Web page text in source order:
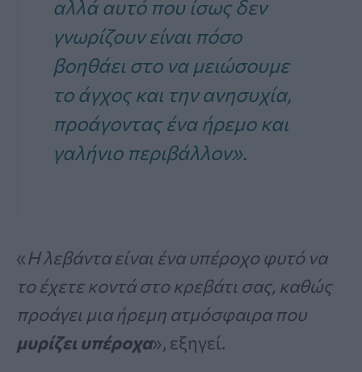
αλλά αυτό που ίσως δεν
γνωρίζουν είναι πόσο
βοηθάει στο να μειώσουμε
το άγχος και την ανησυχία,
προάγοντας ένα ήρεμο και
γαλήνιο περιβάλλον».
«Η λεβάντα είναι ένα υπέροχο φυτό να
το έχετε κοντά στο κρεβάτι σας, καθώς
προάγει μια ήρεμη ατμόσφαιρα που
μυρίζει υπέροχα», εξηγεί.